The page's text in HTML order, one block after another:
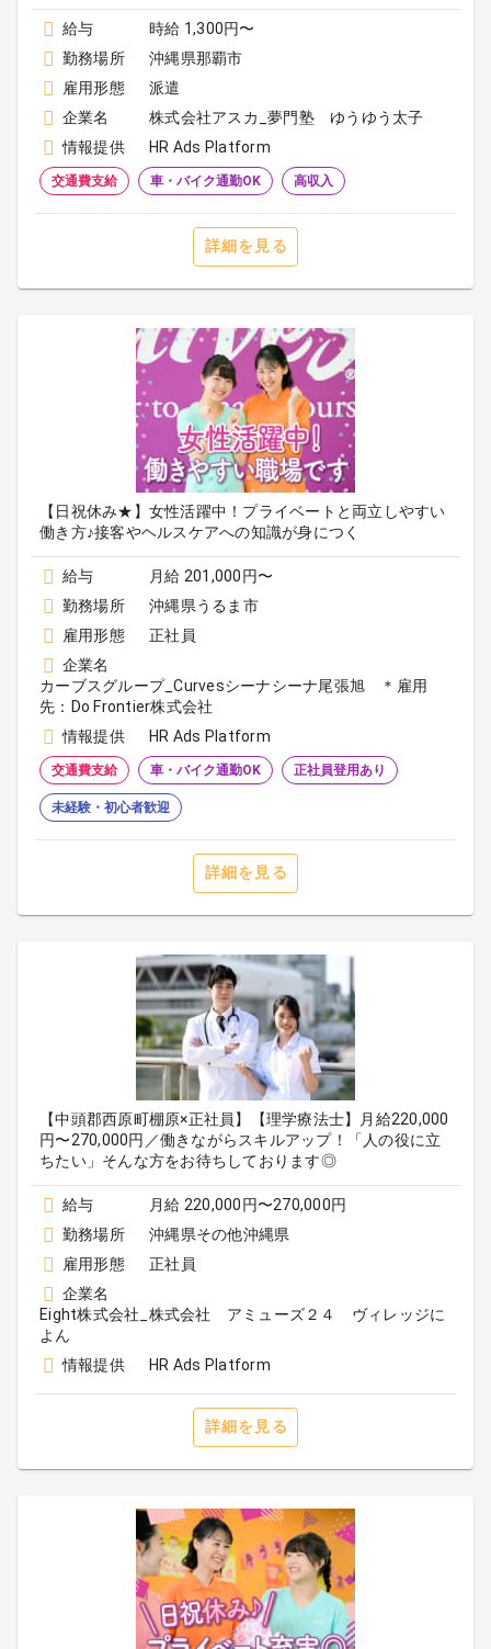
給与
時給 1,300円〜
勤務場所
沖縄県那覇市
雇用形態
派遣
企業名
株式会社アスカ_夢門塾 ゆうゆう太子
情報提供
HR Ads Platform
交通費支給 車・バイク通勤OK 高収入
詳細を見る
【日祝休み★】女性活躍中！プライベートと両立しやすい
働き方♪接客やヘルスケアへの知識が身につく
給与
月給 201,000円〜
勤務場所
沖縄県うるま市
雇用形態
正社員
企業名
カーブスグループ_Curvesシーナシーナ尾張旭 ＊雇用
先：Do Frontier株式会社
情報提供
HR Ads Platform
交通費支給 車・バイク通勤OK 正社員登用あり
未経験・初心者歓迎
詳細を見る
【中頭郡西原町棚原×正社員】【理学療法士】月給220,000
円〜270,000円／働きながらスキルアップ！「人の役に立
ちたい」そんな方をお待ちしております◎
給与
月給 220,000円〜270,000円
勤務場所
沖縄県その他沖縄県
雇用形態
正社員
企業名
Eight株式会社_株式会社 アミューズ２４ ヴィレッジに
よん
情報提供
HR Ads Platform
詳細を見る